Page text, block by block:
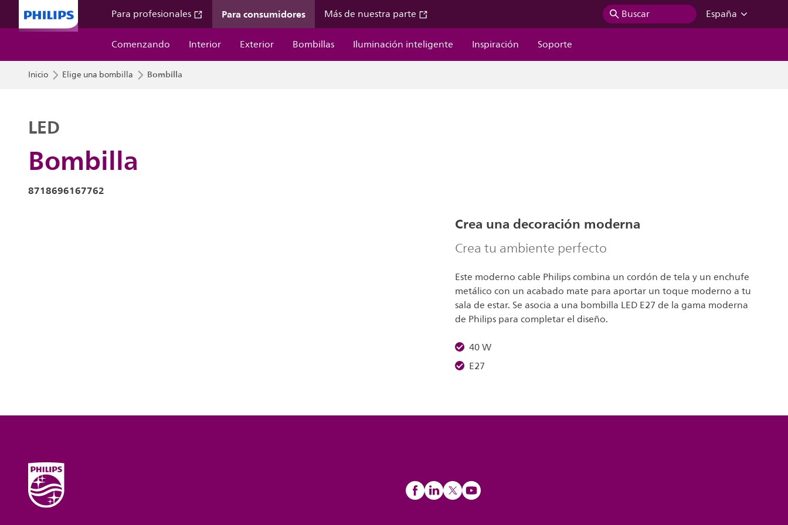
Para profesionales Para consumidores Más de nuestra parte Buscar
España
Comenzando
Interior Exterior Bombillas Iluminación inteligente Inspiración Soporte
Inicio Elige una bombilla Bombilla
Bombilla
LED
8718696167762
Crea una decoración moderna
Crea tu ambiente perfecto
Este moderno cable Philips combina un cordón de tela y un enchufe
metálico con un acabado mate para aportar un toque moderno a tu
sala de estar. Se asocia a una bombilla LED E27 de la gama moderna
de Philips para completar el diseño.
40 W
E27